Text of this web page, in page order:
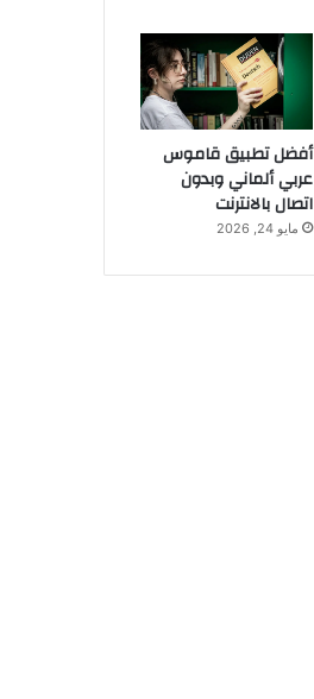
أفضل تطبيق قاموس
عربي ألماني وبدون
اتصال بالانترنت
مايو 24, 2026